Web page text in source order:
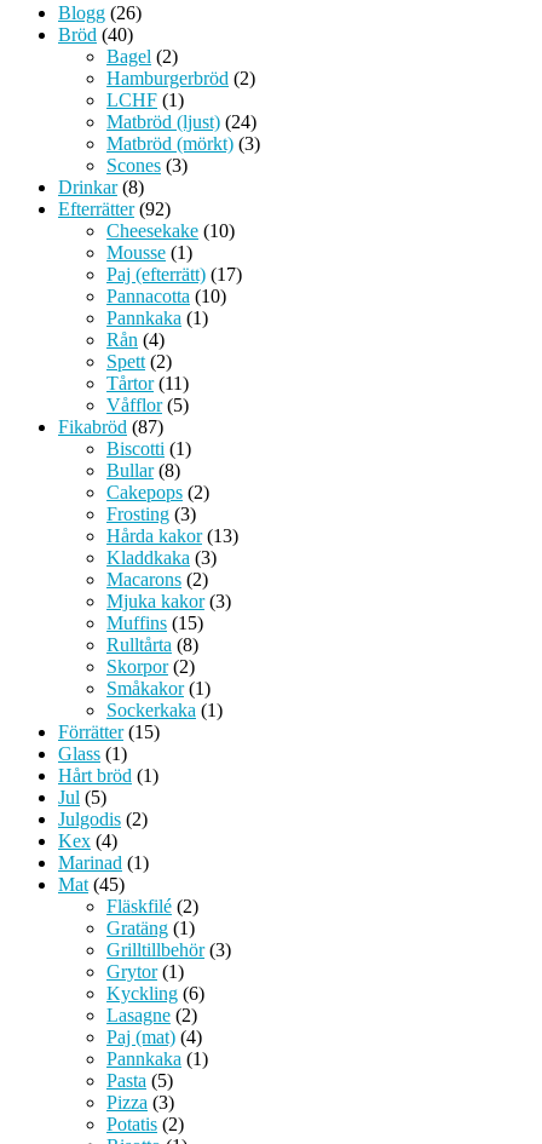
Blogg (26)
Bröd (40)
Bagel (2)
Hamburgerbröd (2)
LCHF (1)
Matbröd (ljust) (24)
Matbröd (mörkt) (3)
Scones (3)
Drinkar(8)
Efterrätter(92)
Cheesekake (10)
Mousse (1)
Paj (efterrätt) (17)
Pannacotta (10)
Pannkaka (1)
Rån (4)
Spett (2)
Tårtor(11)
Våfflor(5)
Fikabröd (87)
Biscotti (1)
Bullar(8)
Cakepops (2)
Frosting (3)
Hårda kakor(13)
Kladdkaka (3)
Macarons (2)
Mjuka kakor(3)
Muffins (15)
Rulltårta (8)
Skorpor(2)
Småkakor(1)
Sockerkaka (1)
Förrätter(15)
Glass (1)
Hårt bröd (1)
Jul (5)
Julgodis (2)
Kex (4)
Marinad (1)
Mat (45)
Fläskfilé (2)
Gratäng (1)
Grilltillbehör(3)
Grytor(1)
Kyckling (6)
Lasagne (2)
Paj (mat) (4)
Pannkaka (1)
Pasta (5)
Pizza (3)
Potatis (2)